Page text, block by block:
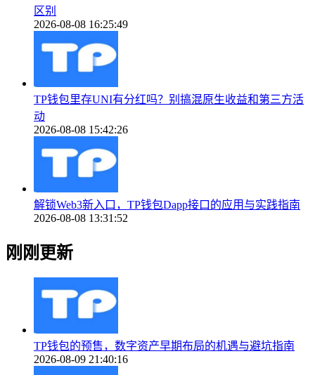
区别
2026-08-08 16:25:49
TP钱包里存UNI有分红吗？别搞混原生收益和第三方活
动
2026-08-08 15:42:26
解锁Web3新入口，TP钱包Dapp接口的应用与实践指南
2026-08-08 13:31:52
刚刚更新
TP钱包的预售，数字资产早期布局的机遇与避坑指南
2026-08-09 21:40:16